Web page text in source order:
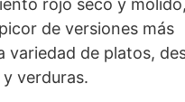
rojo seco y molido,
de versiones más
variedad de platos,
verduras.